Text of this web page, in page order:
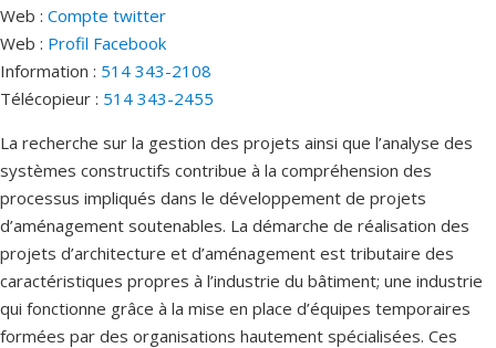
Web : Compte twitter
Web : Profil Facebook
Information : 514 343-2108
Télécopieur : 514 343-2455
La recherche sur la gestion des projets ainsi que l’analyse des
systèmes constructifs contribue à la compréhension des
processus impliqués dans le développement de projets
d’aménagement soutenables. La démarche de réalisation des
projets d’architecture et d’aménagement est tributaire des
caractéristiques propres à l’industrie du bâtiment; une industrie
qui fonctionne grâce à la mise en place d’équipes temporaires
formées par des organisations hautement spécialisées. Ces